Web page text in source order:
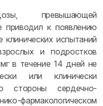
превышающей
к появлению
испытаний
и подростков
в течение 14 дней не
или клинически
стороны сердечно-
фармакологическом